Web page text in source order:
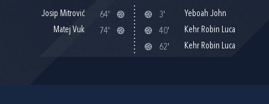
Josip Mitrović
64'
Matej Vuk
74'
3'
Yeboah John
40'
Kehr Robin Luca
62'
Kehr Robin Luca